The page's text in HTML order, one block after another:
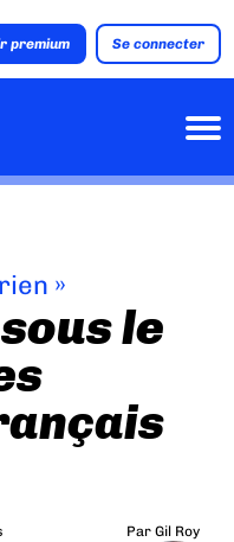
premium Se connecter
»
le
Par Gil Roy